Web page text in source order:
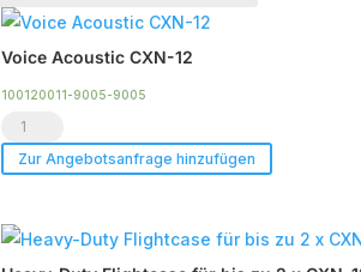
Voice Acoustic CXN-12
100120011-9005-9005
Voice
Acoustic
Menge
Zur Angebotsanfrage hinzufügen